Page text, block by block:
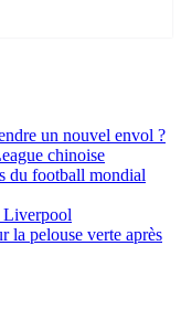
un nouvel envol ?
chinoise
du football mondial
la pelouse verte après